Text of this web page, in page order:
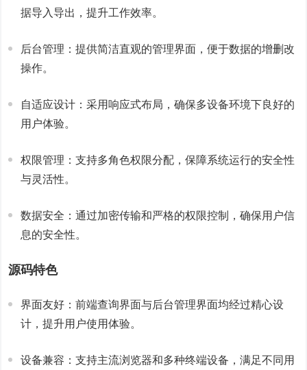
据导入导出，提升工作效率。
后台管理：提供简洁直观的管理界面，便于数据的增删改
操作。
自适应设计：采用响应式布局，确保多设备环境下良好的
用户体验。
权限管理：支持多角色权限分配，保障系统运行的安全性
与灵活性。
数据安全：通过加密传输和严格的权限控制，确保用户信
息的安全性。
源码特色
界面友好：前端查询界面与后台管理界面均经过精心设
计，提升用户使用体验。
设备兼容：支持主流浏览器和多种终端设备，满足不同用